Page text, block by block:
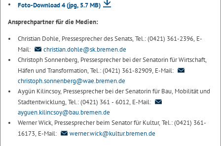
Foto-Download 4(jpg, 5.7 MB)
Ansprechpartner für die Medien:
Christian Dohle, Pressesprecher des Senats, Tel.: (0421) 361-2396, E-
Mail:
christian.dohle@sk.bremen.de
Christoph Sonnenberg, Pressesprecher bei der Senatorin für Wirtschaft,
Häfen und Transformation, Tel.: (0421) 361-82909, E-Mail:
christoph.sonnenberg@wae.bremen.de
Aygün Kilincsoy, Pressesprecher bei der Senatorin für Bau, Mobilität und
Stadtentwicklung, Tel.: (0421) 361 - 6012, E-Mail:
ayguen.kilincsoy@bau.bremen.de
Werner Wick, Pressesprecher beim Senator für Kultur, Tel.: (0421) 361-
16173, E-Mail:
werner.wick@kultur.bremen.de